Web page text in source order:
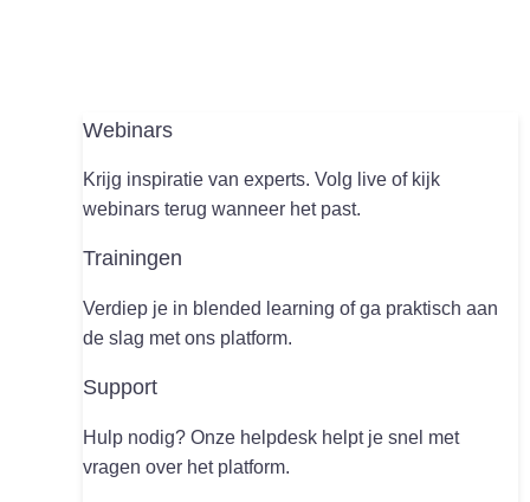
Webinars
Krijg inspiratie van experts. Volg live of kijk
webinars terug wanneer het past.
Trainingen
Verdiep je in blended learning of ga praktisch aan
de slag met ons platform.
Support
Hulp nodig? Onze helpdesk helpt je snel met
vragen over het platform.